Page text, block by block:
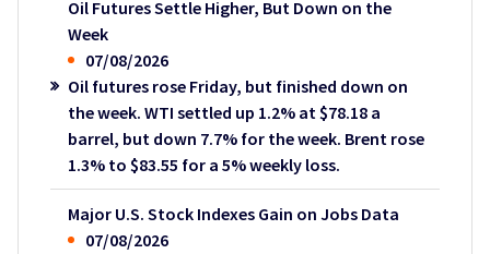
Oil Futures Settle Higher, But Down on the
Week
07/08/2026
Oil futures rose Friday, but finished down on
the week. WTI settled up 1.2% at $78.18 a
barrel, but down 7.7% for the week. Brent rose
1.3% to $83.55 for a 5% weekly loss.
Major U.S. Stock Indexes Gain on Jobs Data
07/08/2026